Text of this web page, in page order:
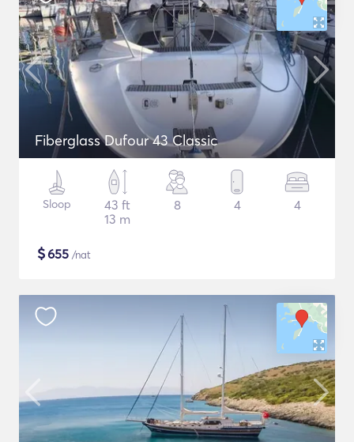
Fiberglass Dufour 43 Classic
Sloop
43 ft
13 m
8 4 4
$655 /nat